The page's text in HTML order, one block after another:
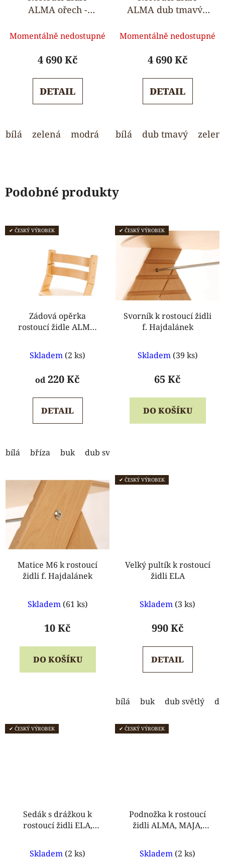
ALMA ořech -
hodnocení
produktu
5,0
z
Momentálně nedostupné
4 690 Kč
DETAIL
bílá zelená modrá ořech růžová světle
ALMA dub tmavý -
hodnocení
produktu
5,0
z
Momentálně nedostupné
4 690 Kč
DETAIL
bílá dub tmavý
Podobné produkty
✔ ČESKÝ VÝROBEK
Zádová opěrka
rostoucí židle ALMA,
hodnocení
produktu
5,0
z
Skladem (2 ks)
od220 Kč
DETAIL
bílá bříza buk dub světlý
✔ ČESKÝ VÝROBEK
Svorník k rostoucí židli
f. Hajdalánek
hodnocení
produktu
5,0
z
Skladem (39 ks)
65 Kč
DO KOŠÍKU
Matice M6 k rostoucí
židli f. Hajdalánek
hodnocení
produktu
5,0
z
Skladem (61 ks)
10 Kč
DO KOŠÍKU
✔ ČESKÝ VÝROBEK
Velký pultík k rostoucí
židli ELA
hodnocení
produktu
5,0
z
Skladem (3 ks)
990 Kč
DETAIL
bílá buk dub světlý
✔ ČESKÝ VÝROBEK
Sedák s drážkou k
rostoucí židli ELA,
hodnocení
Skladem (2 ks)
✔ ČESKÝ VÝROBEK
Podnožka k rostoucí
židli ALMA, MAJA,
hodnocení
Skladem (2 ks)